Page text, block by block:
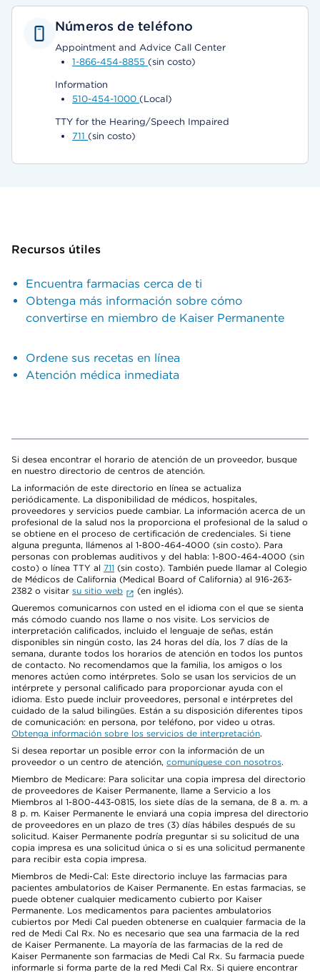
Números de teléfono
Appointment and Advice Call Center
1-866-454-8855 (sin costo)
Information
510-454-1000 (Local)
TTY for the Hearing/Speech Impaired
711 (sin costo)
Recursos útiles
Encuentra farmacias cerca de ti
Obtenga más información sobre cómo
convertirse en miembro de Kaiser Permanente
Ordene sus recetas en línea
Atención médica inmediata
Si desea encontrar el horario de atención de un proveedor, busque
en nuestro directorio de centros de atención.
La información de este directorio en línea se actualiza
periódicamente. La disponibilidad de médicos, hospitales,
proveedores y servicios puede cambiar. La información acerca de un
profesional de la salud nos la proporciona el profesional de la salud o
se obtiene en el proceso de certificación de credenciales. Si tiene
alguna pregunta, llámenos al 1-800-464-4000 (sin costo). Para
personas con problemas auditivos y del habla: 1-800-464-4000 (sin
costo) o línea TTY al 711 (sin costo). También puede llamar al Colegio
de Médicos de California (Medical Board of California) al 916-263-
2382 o visitar su sitio web
(en inglés).
Queremos comunicarnos con usted en el idioma con el que se sienta
más cómodo cuando nos llame o nos visite. Los servicios de
interpretación calificados, incluido el lenguaje de señas, están
disponibles sin ningún costo, las 24 horas del día, los 7 días de la
semana, durante todos los horarios de atención en todos los puntos
de contacto. No recomendamos que la familia, los amigos o los
menores actúen como intérpretes. Solo se usan los servicios de un
intérprete y personal calificado para proporcionar ayuda con el
idioma. Esto puede incluir proveedores, personal e intérpretes del
cuidado de la salud bilingües. Están a su disposición diferentes tipos
de comunicación: en persona, por teléfono, por video u otras.
Obtenga información sobre los servicios de interpretación.
Si desea reportar un posible error con la información de un
proveedor o un centro de atención, comuníquese con nosotros.
Miembro de Medicare: Para solicitar una copia impresa del directorio
de proveedores de Kaiser Permanente, llame a Servicio a los
Miembros al 1-800-443-0815, los siete días de la semana, de 8 a. m. a
8 p. m. Kaiser Permanente le enviará una copia impresa del directorio
de proveedores en un plazo de tres (3) días hábiles después de su
solicitud. Kaiser Permanente podría preguntar si su solicitud de una
copia impresa es una solicitud única o si es una solicitud permanente
para recibir esta copia impresa.
Miembros de Medi-Cal: Este directorio incluye las farmacias para
pacientes ambulatorios de Kaiser Permanente. En estas farmacias, se
puede obtener cualquier medicamento cubierto por Kaiser
Permanente. Los medicamentos para pacientes ambulatorios
cubiertos por Medi Cal pueden obtenerse en cualquier farmacia de la
red de Medi Cal Rx. No es necesario que sea una farmacia de la red
de Kaiser Permanente. La mayoría de las farmacias de la red de
Kaiser Permanente son farmacias de Medi Cal Rx. Su farmacia puede
informarle si forma parte de la red Medi Cal Rx. Si quiere encontrar